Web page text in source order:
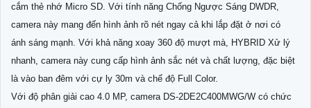
cắm thẻ nhớ Micro SD. Với tính năng Chống Ngược Sáng DWDR,
camera này mang đến hình ảnh rõ nét ngay cả khi lắp đặt ở nơi có
ánh sáng mạnh. Với khả năng xoay 360 độ mượt mà, HYBRID Xử lý
nhanh, camera này cung cấp hình ảnh sắc nét và chất lượng, đặc biệt
là vào ban đêm với cự ly 30m và chế độ Full Color.
Với độ phân giải cao 4.0 MP, camera DS-2DE2C400MWG/W có chức